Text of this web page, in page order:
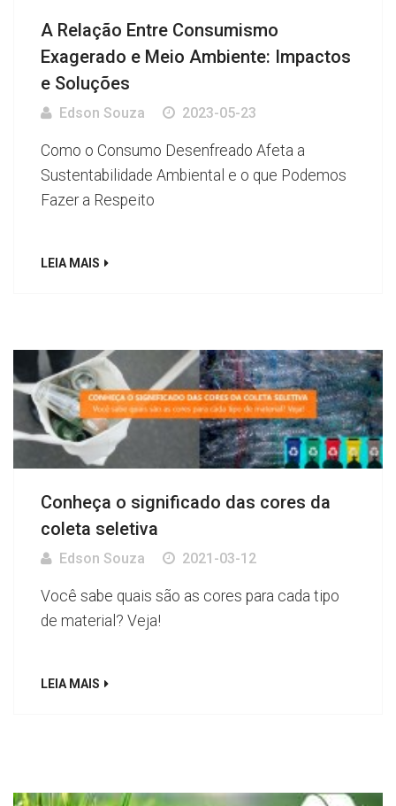
A Relação Entre Consumismo
Exagerado e Meio Ambiente: Impactos
e Soluções
Edson Souza 2023-05-23
Como o Consumo Desenfreado Afeta a
Sustentabilidade Ambiental e o que Podemos
Fazer a Respeito
LEIA MAIS
Conheça o significado das cores da
coleta seletiva
Edson Souza 2021-03-12
Você sabe quais são as cores para cada tipo
de material? Veja!
LEIA MAIS